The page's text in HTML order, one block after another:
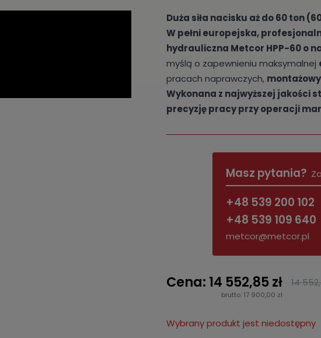
Duża siła nacisku aż do 60 ton
W pełni europejska,
hydrauliczna Metcor HPP-60 o
myślą o zapewnieniu maksymalnej
pracach naprawczych,
Wykonana z najwyższej jakości
precyzję pracy przy operacji
Masz pytania?
+48 539 200 102
+48 539 109 640
metcor@metcor.pl
Cena: 14 552,85 zł
brutto: 17 900,00 zł
14
Wybrany produkt jest niedostępny